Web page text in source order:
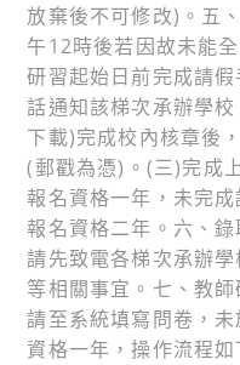
放棄後不可修改)。五
午12時後若因故未能
研習起始日前完成請
話通知該梯次承辦學
下載)完成校內核章後
(郵戳為憑)。(三)完成
報名資格一年，未完
報名資格二年。六、
請先致電各梯次承辦
等相關事宜。七、教
請至系統填寫問卷，
資格一年，操作流程